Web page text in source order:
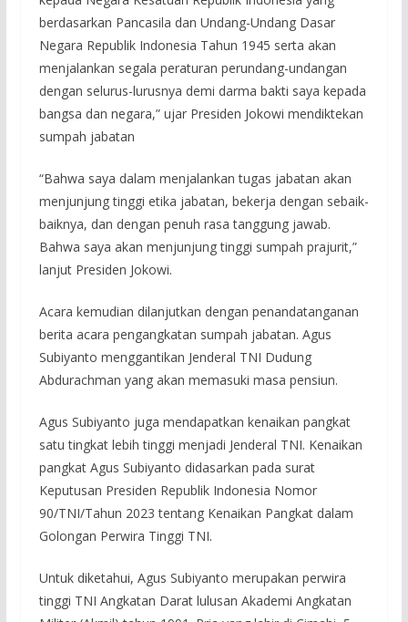
berdasarkan Pancasila dan Undang-Undang Dasar
Negara Republik Indonesia Tahun 1945 serta akan
menjalankan segala peraturan perundang-undangan
dengan selurus-lurusnya demi darma bakti saya kepada
bangsa dan negara,” ujar Presiden Jokowi mendiktekan
sumpah jabatan
“Bahwa saya dalam menjalankan tugas jabatan akan
menjunjung tinggi etika jabatan, bekerja dengan sebaik-
baiknya, dan dengan penuh rasa tanggung jawab.
Bahwa saya akan menjunjung tinggi sumpah prajurit,”
lanjut Presiden Jokowi.
Acara kemudian dilanjutkan dengan penandatanganan
berita acara pengangkatan sumpah jabatan. Agus
Subiyanto menggantikan Jenderal TNI Dudung
Abdurachman yang akan memasuki masa pensiun.
Agus Subiyanto juga mendapatkan kenaikan pangkat
satu tingkat lebih tinggi menjadi Jenderal TNI. Kenaikan
pangkat Agus Subiyanto didasarkan pada surat
Keputusan Presiden Republik Indonesia Nomor
90/TNI/Tahun 2023 tentang Kenaikan Pangkat dalam
Golongan Perwira Tinggi TNI.
Untuk diketahui, Agus Subiyanto merupakan perwira
tinggi TNI Angkatan Darat lulusan Akademi Angkatan